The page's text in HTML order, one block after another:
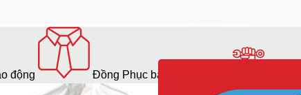
động Đồng Phục bảo hộ lao động